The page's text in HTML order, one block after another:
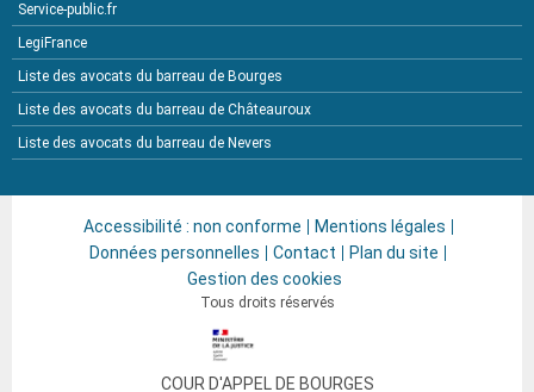
Service-public.fr
LegiFrance
Liste des avocats du barreau de Bourges
Liste des avocats du barreau de Châteauroux
Liste des avocats du barreau de Nevers
COUR D'APPEL DE BOURGES
Accessibilité : non conforme
Mentions légales
Données personnelles
Contact
Plan du site
Gestion des cookies
Tous droits réservés